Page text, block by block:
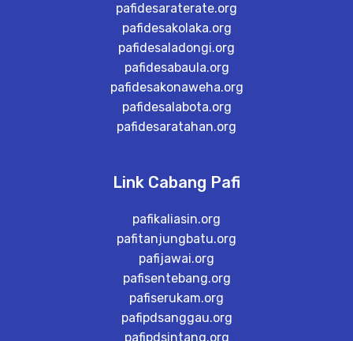
pafidesaraterate.org
pafidesakolaka.org
pafidesaladongi.org
pafidesabaula.org
pafidesakonaweha.org
pafidesalabota.org
pafidesaratahan.org
Link Cabang Pafi
pafikaliasin.org
pafitanjungbatu.org
pafijawai.org
pafisentebang.org
pafiserukam.org
pafipdsanggau.org
pafipdsintang.org